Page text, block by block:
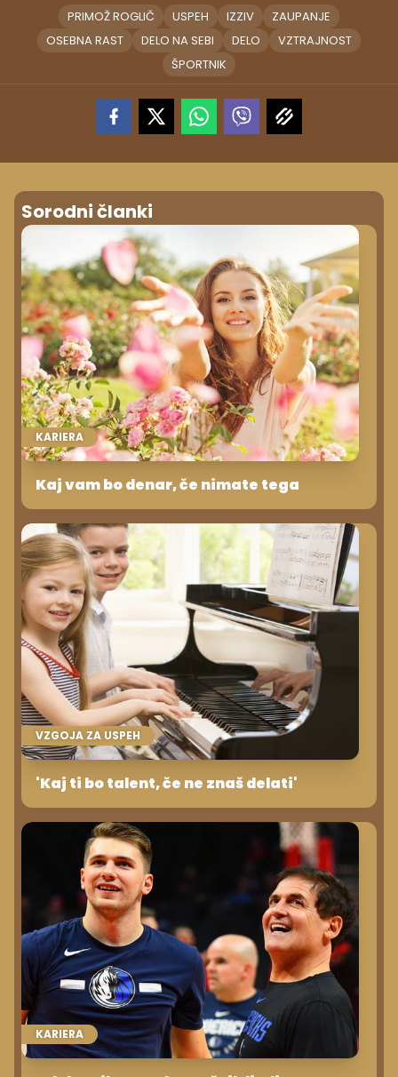
PRIMOŽ ROGLIČ USPEH IZZIV
ZAUPANJE
OSEBNA RAST
DELO NA SEBI DELO
VZTRAJNOST
ŠPORTNIK
Sorodni članki
KARIERA
Kaj vam bo denar, če nimate tega
VZGOJA ZA USPEH
'Kaj ti bo talent, če ne znaš delati'
KARIERA